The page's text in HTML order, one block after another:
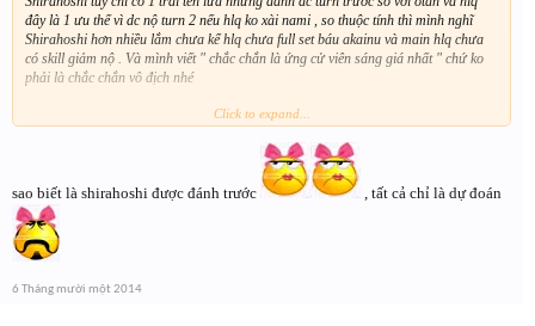
đây là 1 ưu thế vì dc nộ turn 2 nếu hlq ko xài nami , so thuộc tính thì mình nghĩ
Shirahoshi hơn nhiều lắm chưa kể hlq chưa full set báu akainu và main hlq chưa
có skill giảm nộ . Và mình viết " chắc chắn là ứng cử viên sáng giá nhất " chứ ko
phải là chắc chắn vô địch nhé
còn kenz thì khó nói lắm đường dài mới biết ngựa hay
Click to expand...
sao biết là shirahoshi được đánh trước , tất cả chỉ là dự đoán
6 Tháng mười một 2014